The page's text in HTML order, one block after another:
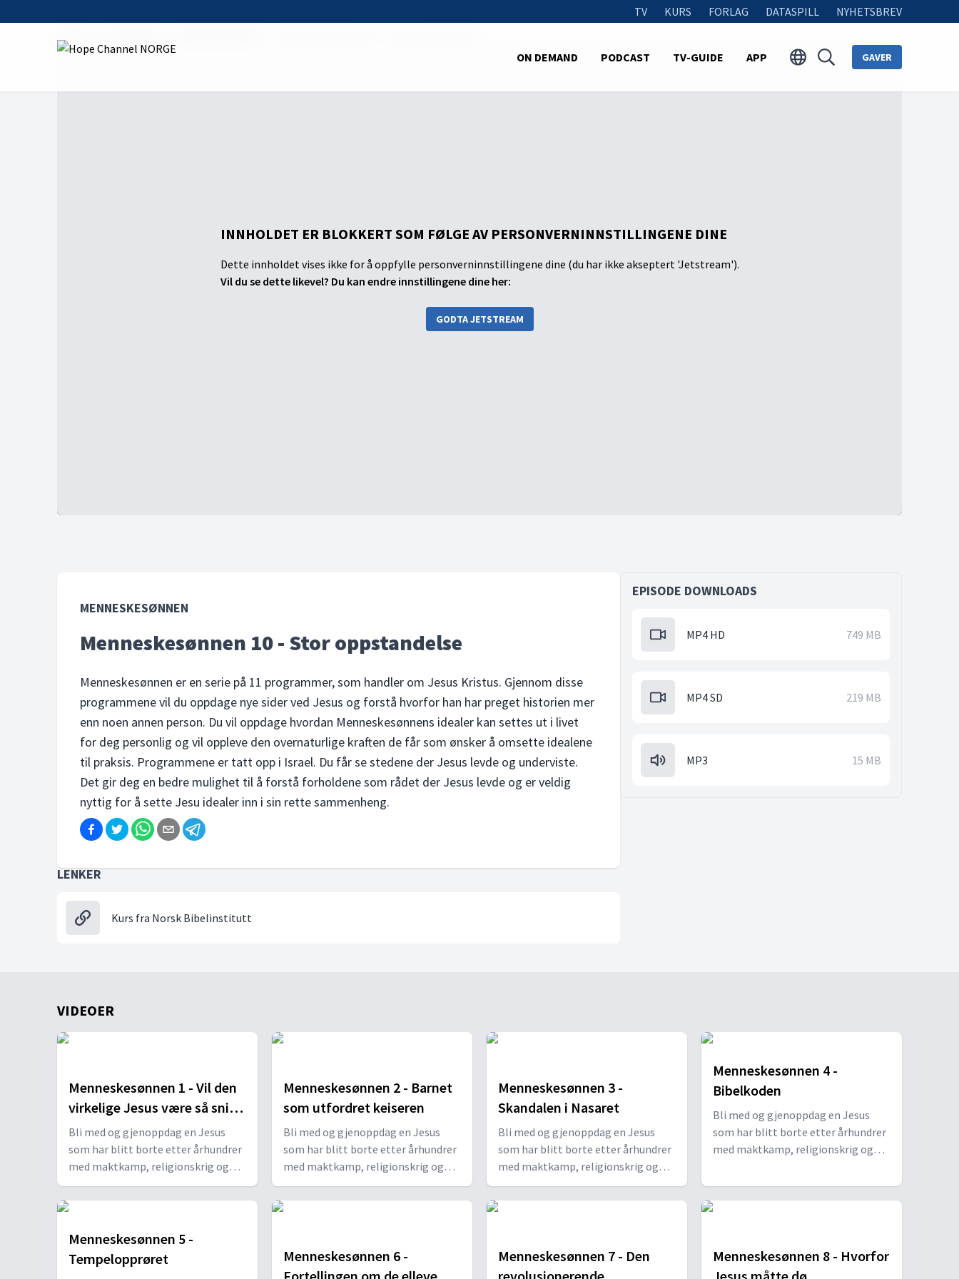
TV KURS FORLAG DATASPILL NYHETSBREV
ON DEMAND PODCAST TV-GUIDE APP GAVER
INNHOLDET ER BLOKKERT SOM FØLGE AV PERSONVERNINNSTILLINGENE DINE
Dette innholdet vises ikke for å oppfylle personverninnstillingene dine (du har ikke akseptert 'Jetstream').
Vil du se dette likevel? Du kan endre innstillingene dine her:
GODTA JETSTREAM
MENNESKESØNNEN
Menneskesønnen 10 - Stor oppstandelse
Menneskesønnen er en serie på 11 programmer, som handler om Jesus Kristus. Gjennom disse
programmene vil du oppdage nye sider ved Jesus og forstå hvorfor han har preget historien mer
enn noen annen person. Du vil oppdage hvordan Menneskesønnens idealer kan settes ut i livet
for deg personlig og vil oppleve den overnaturlige kraften de får som ønsker å omsette idealene
til praksis. Programmene er tatt opp i Israel. Du får se stedene der Jesus levde og underviste.
Det gir deg en bedre mulighet til å forstå forholdene som rådet der Jesus levde og er veldig
nyttig for å sette Jesu idealer inn i sin rette sammenheng.
LENKER
Kurs fra Norsk Bibelinstitutt
EPISODE DOWNLOADS
MP4 HD 749 MB
MP4 SD 219 MB
MP3 15 MB
VIDEOER
Menneskesønnen 1 - Vil den
virkelige Jesus være så snill å
reise seg
Bli med og gjenoppdag en Jesus
som har blitt borte etter århundrer
med maktkamp, religionskrig og
protestbevegelser. Vi inviterer deg
med inn i den verden der Jesus
ordene hans en gang til.
Menneskesønnen 2 - Barnet
som utfordret keiseren
Bli med og gjenoppdag en Jesus
som har blitt borte etter århundrer
med maktkamp, religionskrig og
protestbevegelser. Vi inviterer deg
med inn i den verden der Jesus
Menneskesønnen 3 -
Skandalen i Nasaret
Bli med og gjenoppdag en Jesus
som har blitt borte etter århundrer
med maktkamp, religionskrig og
protestbevegelser. Vi inviterer deg
med inn i den verden der Jesus
Menneskesønnen 4 -
Bibelkoden
Bli med og gjenoppdag en Jesus
som har blitt borte etter århundrer
med maktkamp, religionskrig og
med inn i den verden der Jesus
vokste opp og levde, for å høre
Menneskesønnen 5 -
Tempelopprøret
Menneskesønnen 6 -
Menneskesønnen 7 - Den
Menneskesønnen 8 - Hvorfor